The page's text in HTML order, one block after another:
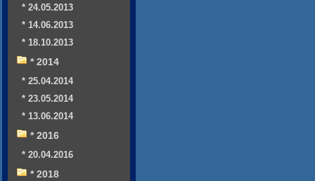
* 24.05.2013
* 14.06.2013
* 18.10.2013
* 2014
* 25.04.2014
* 23.05.2014
* 13.06.2014
* 2016
* 20.04.2016
* 2018